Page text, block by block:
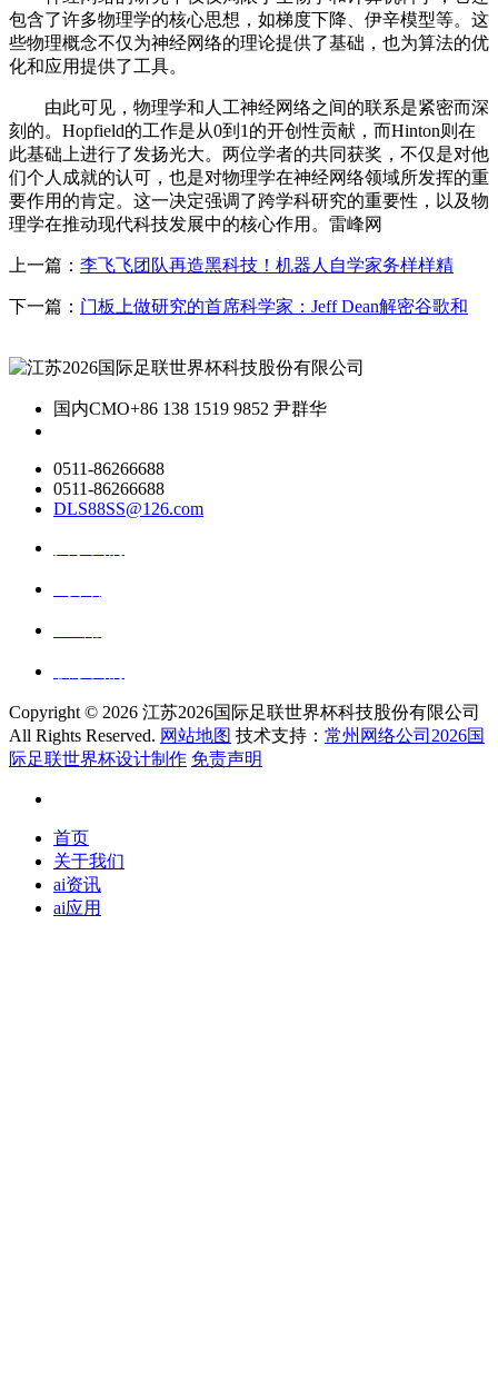
包含了许多物理学的核心思想，如梯度下降、伊辛模型等。这
些物理概念不仅为神经网络的理论提供了基础，也为算法的优
化和应用提供了工具。
由此可见，物理学和人工神经网络之间的联系是紧密而深
刻的。Hopfield的工作是从0到1的开创性贡献，而Hinton则在
此基础上进行了发扬光大。两位学者的共同获奖，不仅是对他
们个人成就的认可，也是对物理学在神经网络领域所发挥的重
要作用的肯定。这一决定强调了跨学科研究的重要性，以及物
理学在推动现代科技发展中的核心作用。雷峰网
上一篇： 李飞飞团队再造黑科技！机器人自学家务样样精
下一篇： 门板上做研究的首席科学家：Jeff Dean解密谷歌和
国内CMO+86 138 1519 9852 尹群华
0511-86266688
0511-86266688
DLS88SS@126.com
Copyright © 2026 江苏2026国际足联世界杯科技股份有限公司
All Rights Reserved. 网站地图 技术支持： 常州网络公司2026国
际足联世界杯设计制作 免责声明
首页
关于我们
ai资讯
ai应用